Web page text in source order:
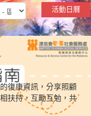
活動日曆
復康資訊，分享照顧
扶持，互勵互勉，共